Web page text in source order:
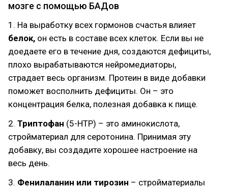
мозге с помощью БАДов
1. На выработку всех гормонов счастья влияет
белок, он есть в составе всех клеток. Если вы не
доедаете его в течение дня, создаются дефициты,
плохо вырабатываются нейромедиаторы,
страдает весь организм. Протеин в виде добавки
поможет восполнить дефициты. Он – это
концентрация белка, полезная добавка к пище.
2. Триптофан (5-HTP) – это аминокислота,
стройматериал для серотонина. Принимая эту
добавку, вы создадите хорошее настроение на
весь день.
3. Фенилаланин или тирозин – стройматериалы